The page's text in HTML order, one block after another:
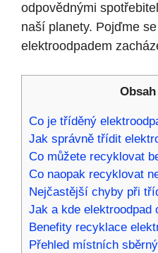
odpovědnými
naší planety. Pojďme
elektroodpadem
Co je tříděný
Jak správně třídit
Co můžete recyklovat
Co naopak recyklovat
Nejčastější chyby při
Jak a kde elektroodpad
Benefity recyklace
Přehled místních